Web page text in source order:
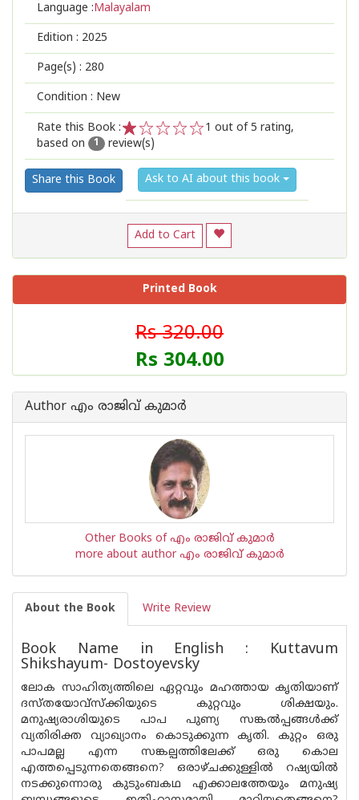
Language :Malayalam
Edition : 2025
Page(s) : 280
Condition : New
Rate this Book :
2
1
1 out of 5 rating,
based on
1 review(s)
Share this Book Ask to AI about this book
Add to Cart
Printed Book
Rs 320.00
Rs 304.00
Author എം രാജിവ് കുമാര്‍
Other Books of എം രാജിവ് കുമാര്‍
more about author എം രാജിവ് കുമാര്‍
About the Book Write Review
Book Name in English : Kuttavum
Shikshayum- Dostoyevsky
ലോക സാഹിത്യത്തിലെ ഏറ്റവും മഹത്തായ കൃതിയാണ്
ദസ്തയോവ്സ്ക്കിയുടെ കുറ്റവും ശിക്ഷയും.
മനുഷ്യരാശിയുടെ പാപ പുണ്യ സങ്കൽപ്പങ്ങൾക്ക്
വ്യതിരിക്ത വ്യാഖ്യാനം കൊടുക്കുന്ന കൃതി. കുറ്റം ഒരു
പാപമല്ല എന്ന സങ്കല്പത്തിലേക്ക് ഒരു കൊല
എത്തപ്പെടുന്നതെങ്ങനെ? ഒരാഴ്ചക്കുള്ളിൽ റഷ്യയിൽ
നടക്കുന്നൊരു കുടുംബകഥ എക്കാലത്തേയും മനുഷ്യ